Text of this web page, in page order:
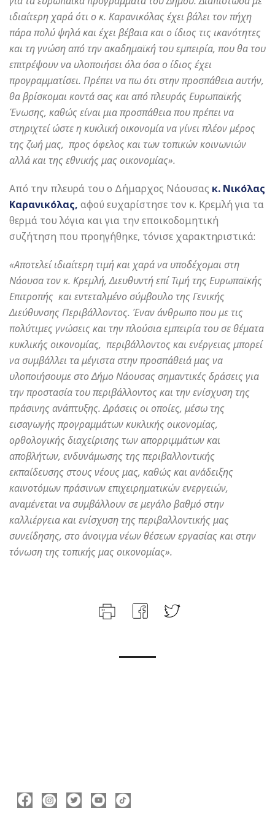
ιδιαίτερη χαρά ότι ο κ. Καρανικόλας έχει βάλει τον πήχη
πάρα πολύ ψηλά και έχει βέβαια και ο ίδιος τις ικανότητες
και τη γνώση από την ακαδημαϊκή του εμπειρία, που θα του
επιτρέψουν να υλοποιήσει όλα όσα ο ίδιος έχει
προγραμματίσει. Πρέπει να πω ότι στην προσπάθεια αυτήν,
θα βρίσκομαι κοντά σας και από πλευράς Ευρωπαϊκής
Ένωσης, καθώς είναι μια προσπάθεια που πρέπει να
στηριχτεί ώστε η κυκλική οικονομία να γίνει πλέον μέρος
της ζωή μας, προς όφελος και των τοπικών κοινωνιών
αλλά και της εθνικής μας οικονομίας».
Από την πλευρά του ο Δήμαρχος Νάουσας κ. Νικόλας
Καρανικόλας, αφού ευχαρίστησε τον κ. Κρεμλή για τα
θερμά του λόγια και για την εποικοδομητική
συζήτηση που προηγήθηκε, τόνισε χαρακτηριστικά:
«Αποτελεί ιδιαίτερη τιμή και χαρά να υποδέχομαι στη
Νάουσα τον κ. Κρεμλή, Διευθυντή επί Τιμή της Ευρωπαϊκής
Επιτροπής και εντεταλμένο σύμβουλο της Γενικής
Διεύθυνσης Περιβάλλοντος. Έναν άνθρωπο που με τις
πολύτιμες γνώσεις και την πλούσια εμπειρία του σε θέματα
κυκλικής οικονομίας, περιβάλλοντος και ενέργειας μπορεί
να συμβάλλει τα μέγιστα στην προσπάθειά μας να
υλοποιήσουμε στο Δήμο Νάουσας σημαντικές δράσεις για
την προστασία του περιβάλλοντος και την ενίσχυση της
πράσινης ανάπτυξης. Δράσεις οι οποίες, μέσω της
εισαγωγής προγραμμάτων κυκλικής οικονομίας,
ορθολογικής διαχείρισης των απορριμμάτων και
αποβλήτων, ενδυνάμωσης της περιβαλλοντικής
εκπαίδευσης στους νέους μας, καθώς και ανάδειξης
καινοτόμων πράσινων επιχειρηματικών ενεργειών,
αναμένεται να συμβάλλουν σε μεγάλο βαθμό στην
καλλιέργεια και ενίσχυση της περιβαλλοντικής μας
συνείδησης, στο άνοιγμα νέων θέσεων εργασίας και στην
τόνωση της τοπικής μας οικονομίας».